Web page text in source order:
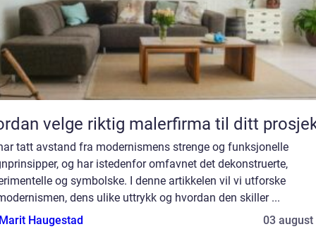
velge riktig malerfirma til ditt
tatt avstand fra modernismens strenge og funksjonelle
og har istedenfor omfavnet det dekonstruerte,
og symbolske. I denne artikkelen vil vi utforske
dens ulike uttrykk og hvordan den skiller ...
Haugestad
03 august